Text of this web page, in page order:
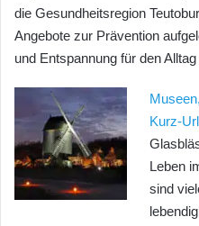
die Gesundheitsregion
Angebote zur Prävention
und Entspannung für den
Kurz-
Leben
sind